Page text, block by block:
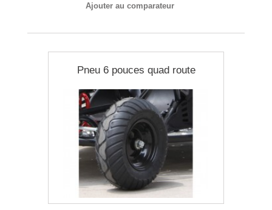
Ajouter au comparateur
Pneu 6 pouces quad route